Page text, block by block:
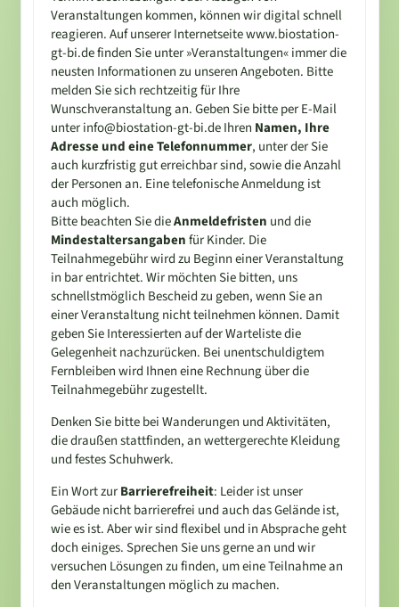
Veranstaltungen kommen, können wir digital schnell
reagieren. Auf unserer Internetseite www.biostation-
gt-bi.de finden Sie unter »Veranstaltungen« immer die
neusten Informationen zu unseren Angeboten. Bitte
melden Sie sich rechtzeitig für Ihre
Wunschveranstaltung an. Geben Sie bitte per E-Mail
unter info@biostation-gt-bi.de Ihren Namen, Ihre
Adresse und eine Telefonnummer, unter der Sie
auch kurzfristig gut erreichbar sind, sowie die Anzahl
der Personen an. Eine telefonische Anmeldung ist
auch möglich.
Bitte beachten Sie dieAnmeldefristen und die
Mindestaltersangaben für Kinder. Die
Teilnahmegebühr wird zu Beginn einer Veranstaltung
in bar entrichtet. Wir möchten Sie bitten, uns
schnellstmöglich Bescheid zu geben, wenn Sie an
einer Veranstaltung nicht teilnehmen können. Damit
geben Sie Interessierten auf der Warteliste die
Gelegenheit nachzurücken. Bei unentschuldigtem
Fernbleiben wird Ihnen eine Rechnung über die
Teilnahmegebühr zugestellt.
Denken Sie bitte bei Wanderungen und Aktivitäten,
die draußen stattfinden, an wettergerechte Kleidung
und festes Schuhwerk.
Ein Wort zur Barrierefreiheit: Leider ist unser
Gebäude nicht barrierefrei und auch das Gelände ist,
wie es ist. Aber wir sind flexibel und in Absprache geht
doch einiges. Sprechen Sie uns gerne an und wir
versuchen Lösungen zu finden, um eine Teilnahme an
den Veranstaltungen möglich zu machen.